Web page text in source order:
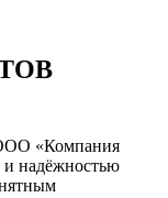
«Компания
надёжностью